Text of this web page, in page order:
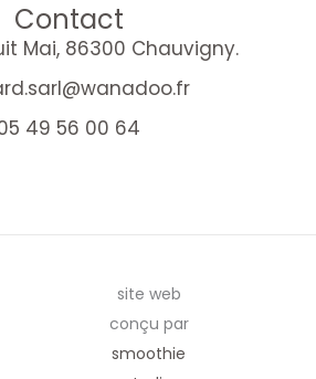
Contact
Mai, 86300 Chauvigny.
49 56 00 64
site web
conçu par
smoothie